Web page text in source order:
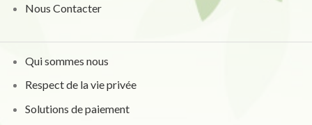
Nous Contacter
Qui sommes nous
Respect de la vie privée
Solutions de paiement